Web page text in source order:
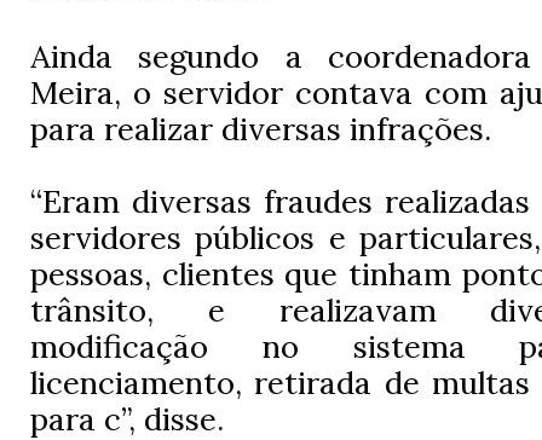
Ainda segundo a
Meira, o servidor contava com
para realizar diversas infrações.
“Eram diversas fraudes
servidores públicos e
pessoas, clientes que tinham
trânsito, e realizavam
modificação no sistema
licenciamento, retirada de
para c”, disse.